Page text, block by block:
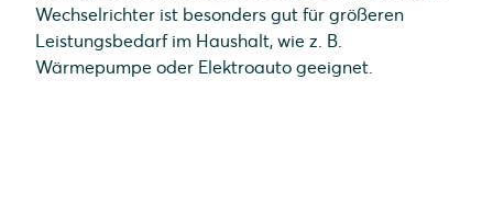
Wechselrichter ist besonders gut für größeren
Leistungsbedarf im Haushalt, wie z. B.
Wärmepumpe oder Elektroauto geeignet.